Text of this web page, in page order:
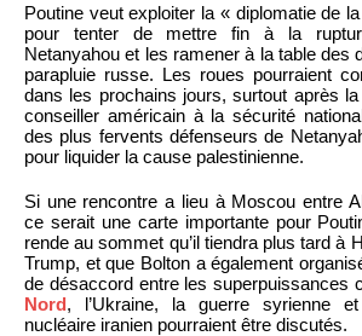
Poutine veut exploiter la « diplomatie de
pour tenter de mettre fin à la
Netanyahou et les ramener à la table des
parapluie russe. Les roues pourraient
dans les prochains jours, surtout après
conseiller américain à la sécurité
des plus fervents défenseurs de
pour liquider la cause palestinienne.
Si une rencontre a lieu à Moscou entre
ce serait une carte importante pour
rende au sommet qu’il tiendra plus tard à
Trump, et que Bolton a également
de désaccord entre les superpuissances
Nord, l’Ukraine, la guerre syrienne
nucléaire iranien pourraient être discutés.